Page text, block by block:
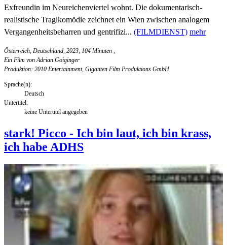
Exfreundin im Neureichenviertel wohnt. Die dokumentarisch-
realistische Tragikomödie zeichnet ein Wien zwischen analogem
Vergangenheitsbeharren und gentrifizi... (FILMDIENST) mehr
Österreich, Deutschland, 2023, 104 Minuten ,
Ein Film von Adrian Goiginger
Produktion: 2010 Entertainment, Giganten Film Produktions GmbH
Sprache(n):
Deutsch
Untertitel:
keine Untertitel angegeben
stark! Picco - Ich bin laut, ich bin krass,
ich habe ADHS